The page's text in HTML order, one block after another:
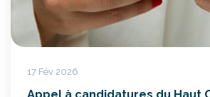
17 Fév 2026